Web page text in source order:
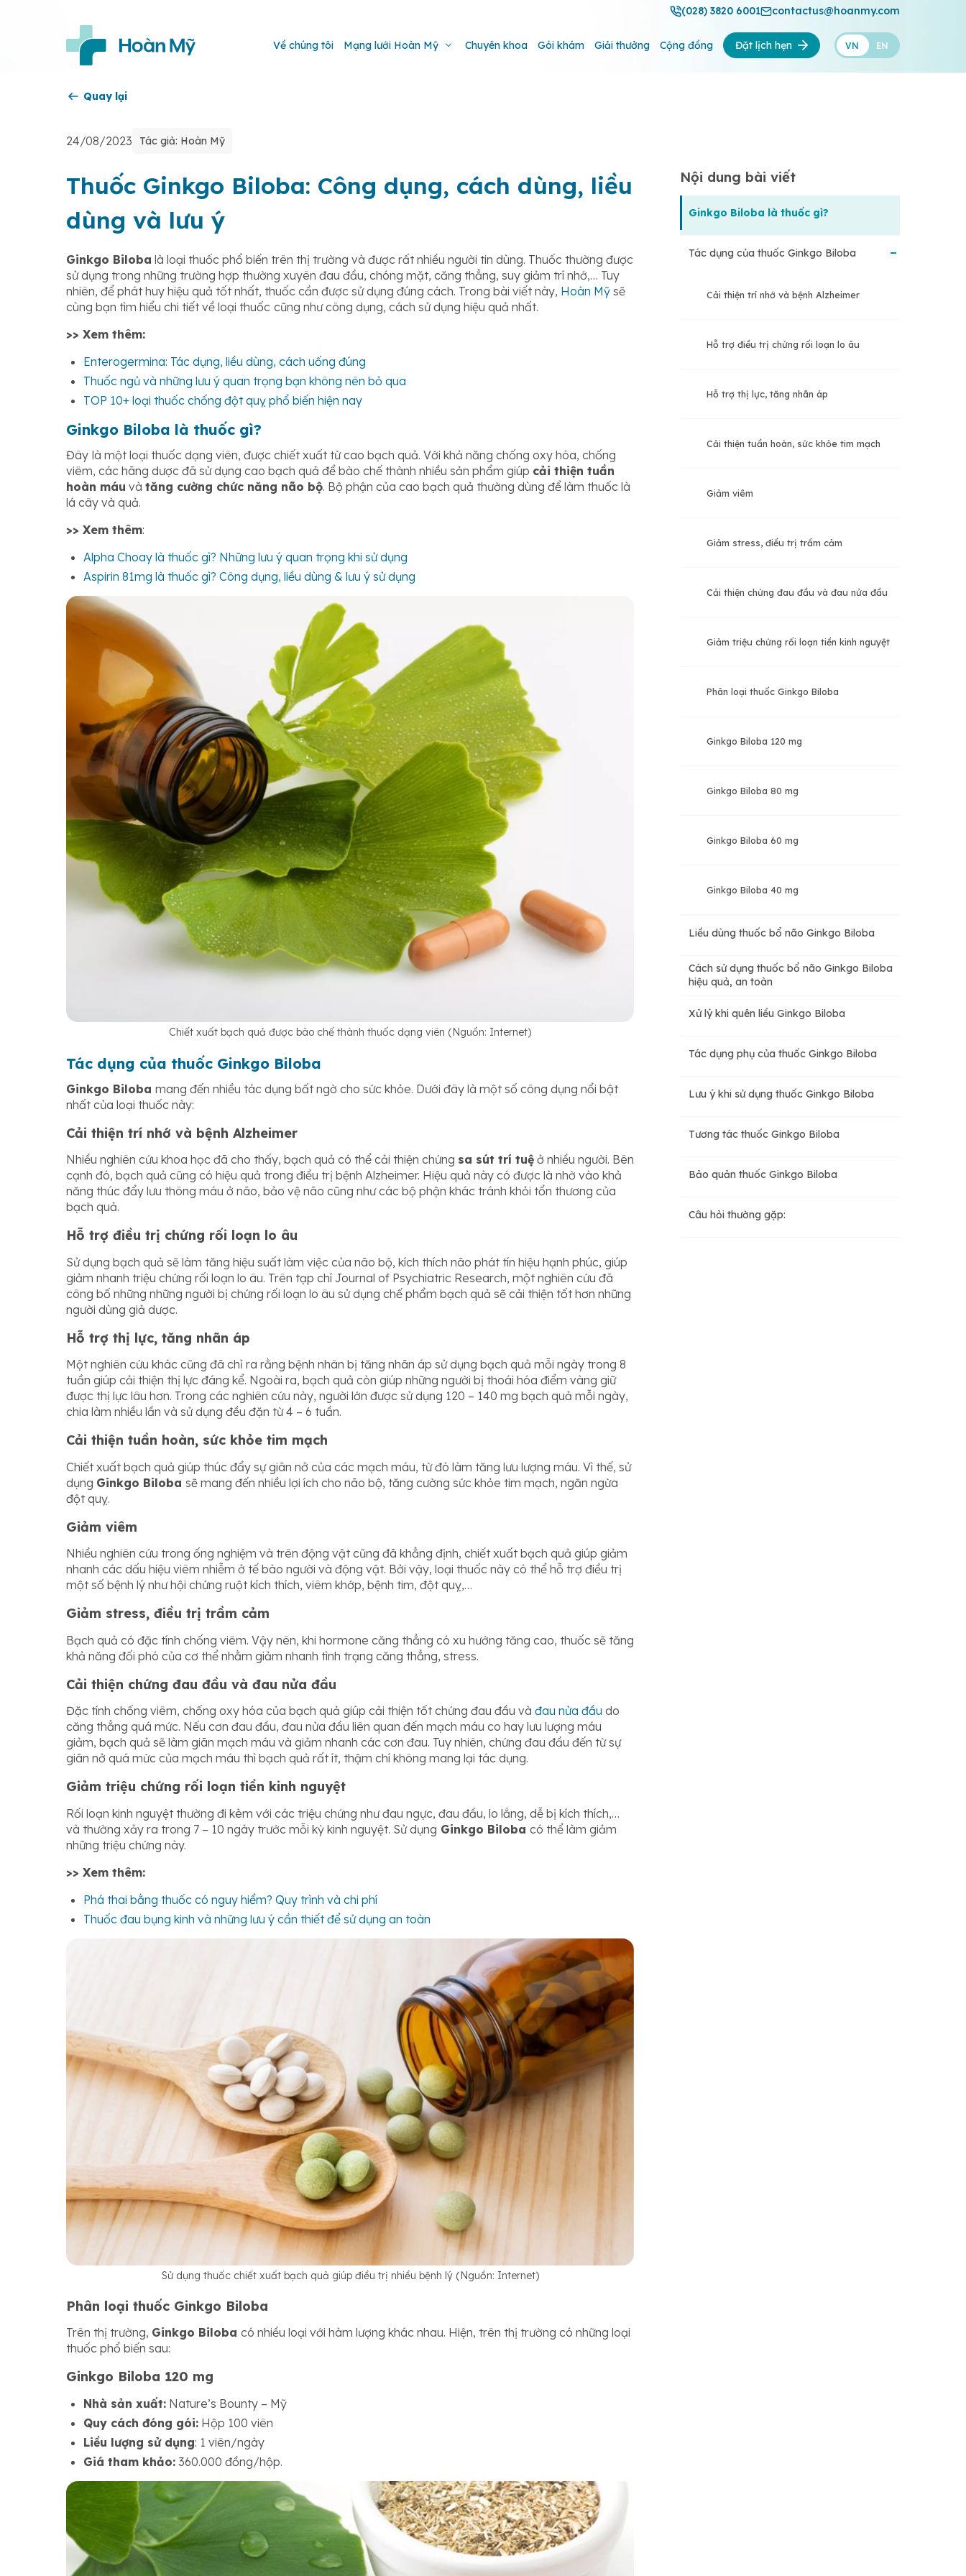
(028) 3820 6001 contactus@hoanmy.com
Về chúng tôi Mạng lưới Hoàn Mỹ Chuyên khoa Gói khám Giải thưởng Cộng đồng Đặt lịch hẹn VN EN
Quay lại
24/08/2023 Tác giả: Hoàn Mỹ
Thuốc Ginkgo Biloba: Công dụng, cách dùng, liều
dùng và lưu ý
Ginkgo Biloba là loại thuốc phổ biến trên thị trường và được rất nhiều người tin dùng. Thuốc thường được
sử dụng trong những trường hợp thường xuyên đau đầu, chóng mặt, căng thẳng, suy giảm trí nhớ,… Tuy
nhiên, để phát huy hiệu quả tốt nhất, thuốc cần được sử dụng đúng cách. Trong bài viết này, Hoàn Mỹ sẽ
cùng bạn tìm hiểu chi tiết về loại thuốc cũng như công dụng, cách sử dụng hiệu quả nhất.
>> Xem thêm:
Enterogermina: Tác dụng, liều dùng, cách uống đúng
Thuốc ngủ và những lưu ý quan trọng bạn không nên bỏ qua
TOP 10+ loại thuốc chống đột quỵ phổ biến hiện nay
Ginkgo Biloba là thuốc gì?
Đây là một loại thuốc dạng viên, được chiết xuất từ cao bạch quả. Với khả năng chống oxy hóa, chống
viêm, các hãng dược đã sử dụng cao bạch quả để bào chế thành nhiều sản phẩm giúp cải thiện tuần
hoàn máu và tăng cường chức năng não bộ. Bộ phận của cao bạch quả thường dùng để làm thuốc là
lá cây và quả.
>> Xem thêm:
Alpha Choay là thuốc gì? Những lưu ý quan trọng khi sử dụng
Aspirin 81mg là thuốc gì? Công dụng, liều dùng & lưu ý sử dụng
Chiết xuất bạch quả được bào chế thành thuốc dạng viên (Nguồn: Internet)
Tác dụng của thuốc Ginkgo Biloba
Ginkgo Biloba mang đến nhiều tác dụng bất ngờ cho sức khỏe. Dưới đây là một số công dụng nổi bật
nhất của loại thuốc này:
Cải thiện trí nhớ và bệnh Alzheimer
Nhiều nghiên cứu khoa học đã cho thấy, bạch quả có thể cải thiện chứng sa sút trí tuệ ở nhiều người. Bên
cạnh đó, bạch quả cũng có hiệu quả trong điều trị bệnh Alzheimer. Hiệu quả này có được là nhờ vào khả
năng thúc đẩy lưu thông máu ở não, bảo vệ não cũng như các bộ phận khác tránh khỏi tổn thương của
bạch quả.
Hỗ trợ điều trị chứng rối loạn lo âu
Sử dụng bạch quả sẽ làm tăng hiệu suất làm việc của não bộ, kích thích não phát tín hiệu hạnh phúc, giúp
giảm nhanh triệu chứng rối loạn lo âu. Trên tạp chí Journal of Psychiatric Research, một nghiên cứu đã
công bố những những người bị chứng rối loạn lo âu sử dụng chế phẩm bạch quả sẽ cải thiện tốt hơn những
người dùng giả dược.
Hỗ trợ thị lực, tăng nhãn áp
Một nghiên cứu khác cũng đã chỉ ra rằng bệnh nhân bị tăng nhãn áp sử dụng bạch quả mỗi ngày trong 8
tuần giúp cải thiện thị lực đáng kể. Ngoài ra, bạch quả còn giúp những người bị thoái hóa điểm vàng giữ
được thị lực lâu hơn. Trong các nghiên cứu này, người lớn được sử dụng 120 – 140 mg bạch quả mỗi ngày,
chia làm nhiều lần và sử dụng đều đặn từ 4 – 6 tuần.
Cải thiện tuần hoàn, sức khỏe tim mạch
Chiết xuất bạch quả giúp thúc đẩy sự giãn nở của các mạch máu, từ đó làm tăng lưu lượng máu. Vì thế, sử
dụng Ginkgo Biloba sẽ mang đến nhiều lợi ích cho não bộ, tăng cường sức khỏe tim mạch, ngăn ngừa
đột quỵ.
Giảm viêm
Nhiều nghiên cứu trong ống nghiệm và trên động vật cũng đã khẳng định, chiết xuất bạch quả giúp giảm
nhanh các dấu hiệu viêm nhiễm ở tế bào người và động vật. Bởi vậy, loại thuốc này có thể hỗ trợ điều trị
một số bệnh lý như hội chứng ruột kích thích, viêm khớp, bệnh tim, đột quỵ,…
Giảm stress, điều trị trầm cảm
Bạch quả có đặc tính chống viêm. Vậy nên, khi hormone căng thẳng có xu hướng tăng cao, thuốc sẽ tăng
khả năng đối phó của cơ thể nhằm giảm nhanh tình trạng căng thẳng, stress.
Cải thiện chứng đau đầu và đau nửa đầu
Đặc tính chống viêm, chống oxy hóa của bạch quả giúp cải thiện tốt chứng đau đầu và đau nửa đầu do
căng thẳng quá mức. Nếu cơn đau đầu, đau nửa đầu liên quan đến mạch máu co hay lưu lượng máu
giảm, bạch quả sẽ làm giãn mạch máu và giảm nhanh các cơn đau. Tuy nhiên, chứng đau đầu đến từ sự
giãn nở quá mức của mạch máu thì bạch quả rất ít, thậm chí không mang lại tác dụng.
Giảm triệu chứng rối loạn tiền kinh nguyệt
Rối loạn kinh nguyệt thường đi kèm với các triệu chứng như đau ngực, đau đầu, lo lắng, dễ bị kích thích,…
và thường xảy ra trong 7 – 10 ngày trước mỗi kỳ kinh nguyệt. Sử dụng Ginkgo Biloba có thể làm giảm
những triệu chứng này.
>> Xem thêm:
Phá thai bằng thuốc có nguy hiểm? Quy trình và chi phí
Thuốc đau bụng kinh và những lưu ý cần thiết để sử dụng an toàn
Sử dụng thuốc chiết xuất bạch quả giúp điều trị nhiều bệnh lý (Nguồn: Internet)
Phân loại thuốc Ginkgo Biloba
Trên thị trường, Ginkgo Biloba có nhiều loại với hàm lượng khác nhau. Hiện, trên thị trường có những loại
thuốc phổ biến sau:
Ginkgo Biloba 120 mg
Nhà sản xuất: Nature’s Bounty – Mỹ
Quy cách đóng gói: Hộp 100 viên
Liều lượng sử dụng: 1 viên/ngày
Giá tham khảo: 360.000 đồng/hộp.
Nội dung bài viết
Ginkgo Biloba là thuốc gì?
Tác dụng của thuốc Ginkgo Biloba
Cải thiện trí nhớ và bệnh Alzheimer
Hỗ trợ điều trị chứng rối loạn lo âu
Hỗ trợ thị lực, tăng nhãn áp
Cải thiện tuần hoàn, sức khỏe tim mạch
Giảm viêm
Giảm stress, điều trị trầm cảm
Cải thiện chứng đau đầu và đau nửa đầu
Giảm triệu chứng rối loạn tiền kinh nguyệt
Phân loại thuốc Ginkgo Biloba
Ginkgo Biloba 120 mg
Ginkgo Biloba 80 mg
Ginkgo Biloba 60 mg
Ginkgo Biloba 40 mg
Liều dùng thuốc bổ não Ginkgo Biloba
Cách sử dụng thuốc bổ não Ginkgo Biloba
hiệu quả, an toàn
Xử lý khi quên liều Ginkgo Biloba
Tác dụng phụ của thuốc Ginkgo Biloba
Lưu ý khi sử dụng thuốc Ginkgo Biloba
Tương tác thuốc Ginkgo Biloba
Bảo quản thuốc Ginkgo Biloba
Câu hỏi thường gặp: